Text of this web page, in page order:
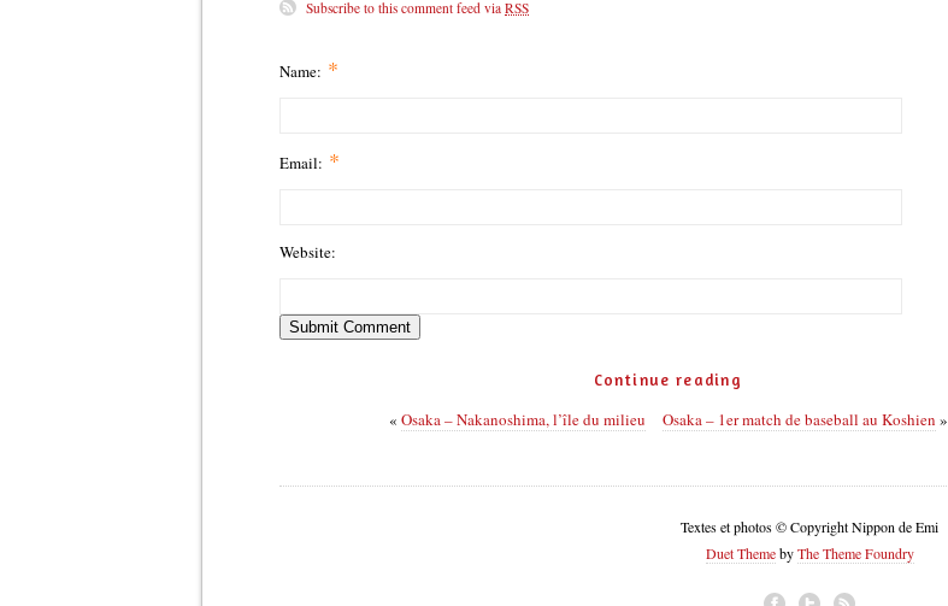
Subscribe to this comment feed via RSS
Name: *
Email: *
Website:
Continue reading
« Osaka – Nakanoshima, l’île du milieu Osaka – 1er match de baseball au Koshien »
Textes et photos © Copyright Nippon de Emi
Duet ThemebyThe Theme Foundry